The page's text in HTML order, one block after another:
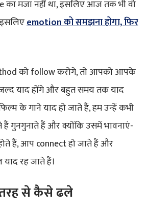
का मजा नहीं था, इसलिए आज तक भी वो
emotion को समझना होगा, फिर
को follow करोगे, तो आपको आपके
याद होंगे और बहुत समय तक याद
के गाने याद हो जाते हैं, हम उन्हें कभी
हैं गुनगुनाते हैं और क्योंकि उसमें भावनाएं-
हैं, आप connect हो जाते हैं और
रह जाते हैं।
तरह से कैसे ढले